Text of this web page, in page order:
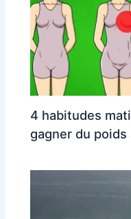
4 habitudes
gagner du